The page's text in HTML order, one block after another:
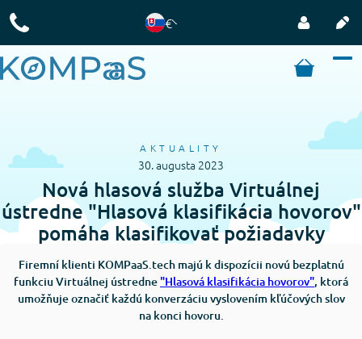
€
AKTUALITY
30. augusta 2023
Nová hlasová služba Virtuálnej
ústredne "Hlasová klasifikácia hovorov"
pomáha klasifikovať požiadavky
Firemní klienti KOMPaaS.tech majú k dispozícii novú bezplatnú
funkciu Virtuálnej ústredne "Hlasová klasifikácia hovorov", ktorá
umožňuje označiť každú konverzáciu vyslovením kľúčových slov
na konci hovoru.